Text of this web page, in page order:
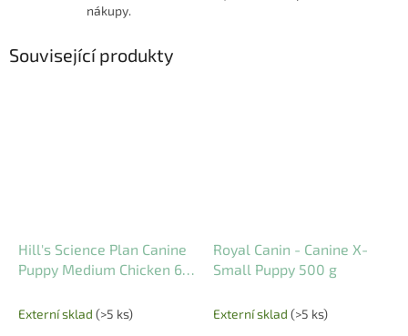
nákupy.
Související produkty
Hill's Science Plan Canine
Puppy Medium Chicken 6
Externí sklad (>5 ks)
Royal Canin - Canine X-
Small Puppy 500 g
Externí sklad (>5 ks)